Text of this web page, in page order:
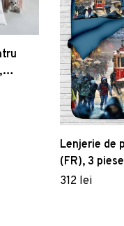
Lenjerie de
(FR), 3
Home,
312 lei